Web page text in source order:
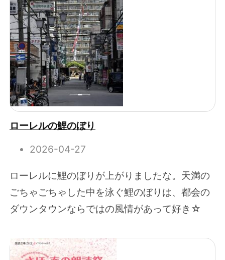
ローレルの鯉のぼり
2026-04-27
ローレルに鯉のぼりが上がりましたな。天満の
ごちゃごちゃした中を泳ぐ鯉のぼりは、都会の
ダウンタウンならではの風情があって好き☆